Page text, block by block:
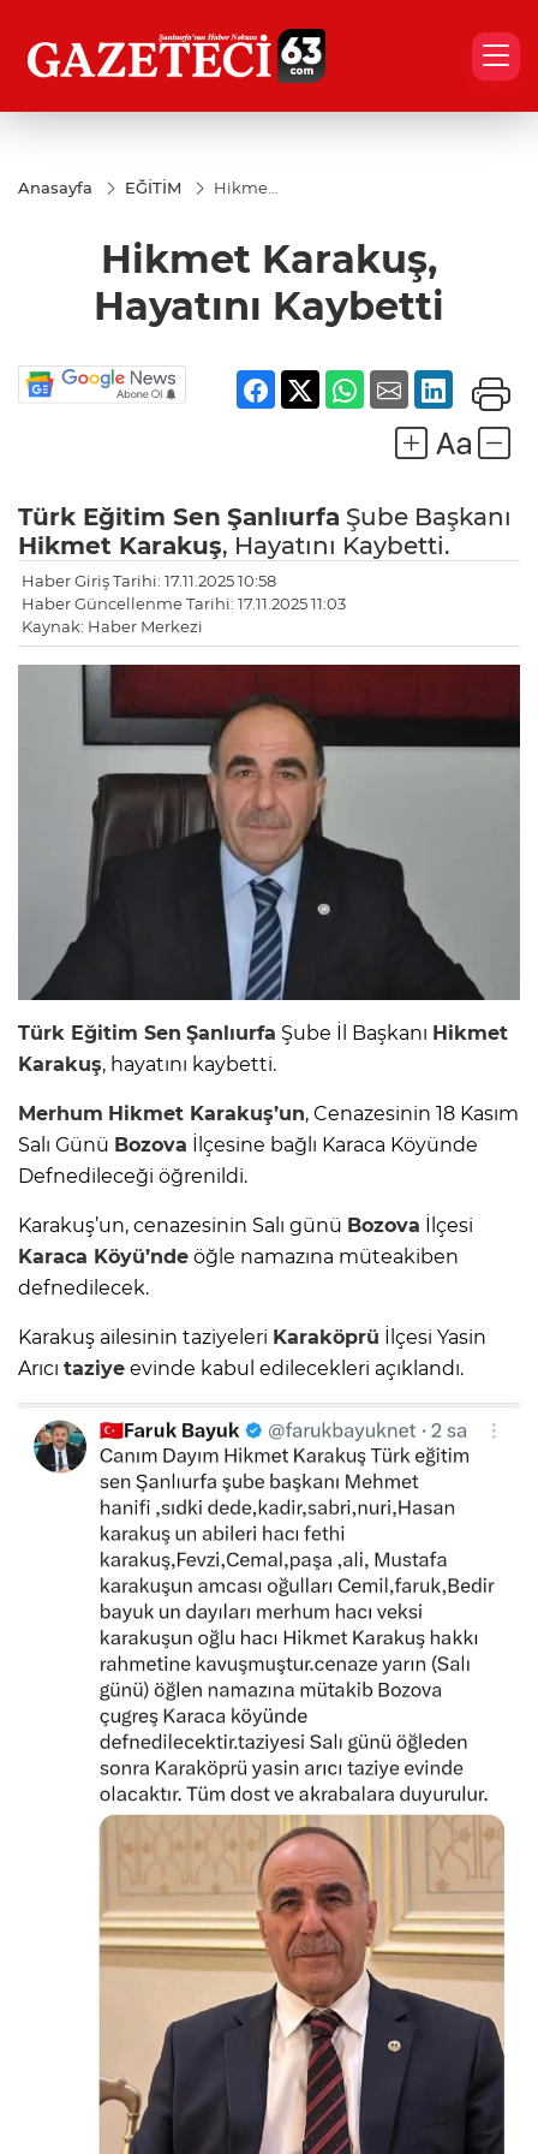
Anasayfa EĞİTİM
Hikmet
Kaybetti
Hikmet Karakuş,
Hayatını Kaybetti
Türk Eğitim Sen Şanlıurfa Şube Başkanı
Hikmet Karakuş, Hayatını Kaybetti.
Haber Giriş Tarihi: 17.11.2025 10:58
Haber Güncellenme Tarihi: 17.11.2025 11:03
Kaynak: Haber Merkezi
Türk Eğitim Sen Şanlıurfa Şube İl Başkanı Hikmet
Karakuş, hayatını kaybetti.
Merhum Hikmet Karakuş’un, Cenazesinin 18 Kasım
Salı Günü Bozova İlçesine bağlı Karaca Köyünde
Defnedileceği öğrenildi.
Karakuş’un, cenazesinin Salı günü Bozova İlçesi
Karaca Köyü’nde öğle namazına müteakiben
defnedilecek.
Karakuş ailesinin taziyeleri Karaköprü İlçesi Yasin
Arıcı taziye evinde kabul edilecekleri açıklandı.